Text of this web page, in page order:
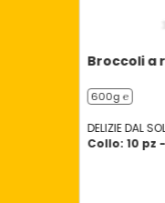
Broccoli a
600g ℮
DELIZIE DAL
Collo: 10 pz -